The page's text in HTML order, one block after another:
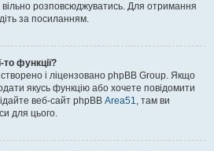
розповсюджуватись. Для отримання
за посиланням.
функції?
і ліцензовано phpBB Group. Якщо
якусь функцію або хочете повідомити
веб-сайт phpBB Area51, там ви
для цього.